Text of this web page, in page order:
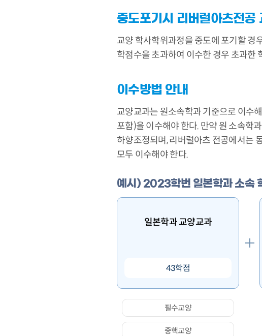
중도포기시 리버럴아츠전공
교양 학사학위과정을 중도에 포기할 경
학점수을 초과하여 이수한 경우 초과한
이수방법 안내
교양교과는 원소속학과 기준으로 이수
포함)을 이수해야 한다. 만약 원 소속학
하향조정되며, 리버럴아츠 전공에서는
모두 이수해야 한다.
예시) 2023학번 일본학과 소속
일본학과 교양교과
43학점
필수교양
중핵교양